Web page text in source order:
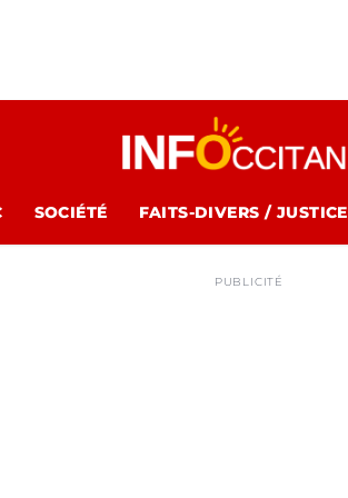
SOCIÉTÉ FAITS-DIVERS / JUSTICE
PUBLICITÉ